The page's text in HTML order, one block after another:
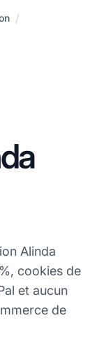
/
Alinda
cookies de
et aucun
de